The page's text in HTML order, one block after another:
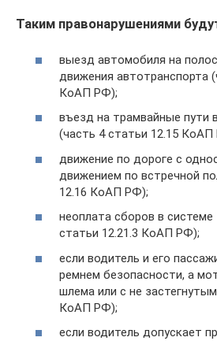
Таким правонарушениями
выезд автомобиля на
движения автотранспорта
КоАП РФ);
въезд на трамвайные пути
(часть 4 статьи 12.15
движение по дороге с
движением по встречной
12.16 КоАП РФ);
неоплата сборов в системе
статьи 12.21.3 КоАП РФ);
если водитель и его
ремнем безопасности, а
шлема или с не
КоАП РФ);
если водитель допускает